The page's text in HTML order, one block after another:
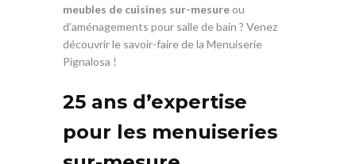
meubles de cuisines sur-mesureou
d’aménagements pour salle de bain ? Venez
découvrir le savoir-faire de la Menuiserie
Pignalosa !
25 ans d’expertise
pour les menuiseries